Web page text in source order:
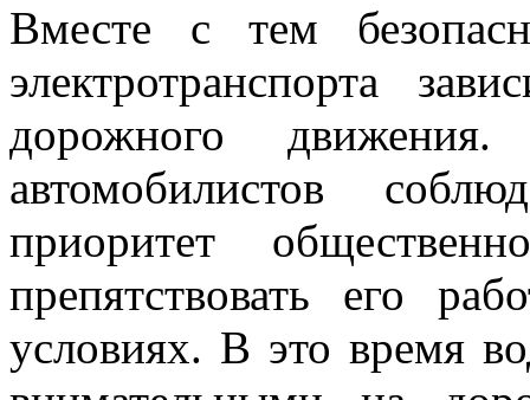
Вместе с тем
электротранспорта
дорожного движения.
автомобилистов
приоритет
препятствовать его
условиях. В это время